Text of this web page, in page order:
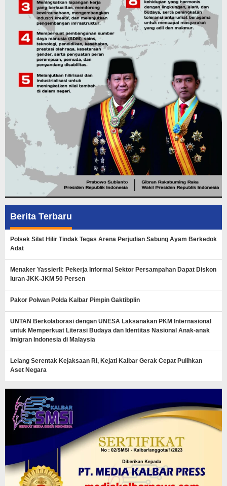
Berita Terbaru
Polsek Silat Hilir Tindak Tegas Arena Perjudian Sabung Ayam Berkedok
Adat
Menaker Yassierli: Pekerja Informal Sektor Persampahan Dapat Diskon
Iuran JKK-JKM 50 Persen
Pakor Polwan Polda Kalbar Pimpin Gaktibplin
UNTAN Berkolaborasi dengan UNESA Laksanakan PKM Internasional
untuk Memperkuat Literasi Budaya dan Identitas Nasional Anak-anak
Imigran Indonesia di Malaysia
Lelang Serentak Kejaksaan RI, Kejati Kalbar Gerak Cepat Pulihkan
Aset Negara